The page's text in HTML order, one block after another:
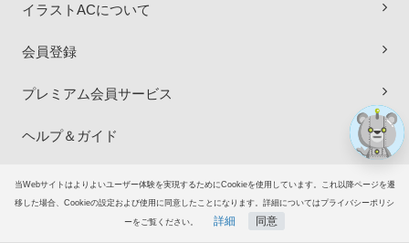
当Webサイトはよりよいユーザー体験を実現するためにCookieを使用しています。これ以降ページを遷
移した場合、Cookieの設定および使用に同意したことになります。詳細についてはプライバシーポリシ
ーをご覧ください。 詳細 同意
イラストACについて
会員登録
プレミアム会員サービス
ヘルプ＆ガイド
グループサイト
ご意見・ご要望